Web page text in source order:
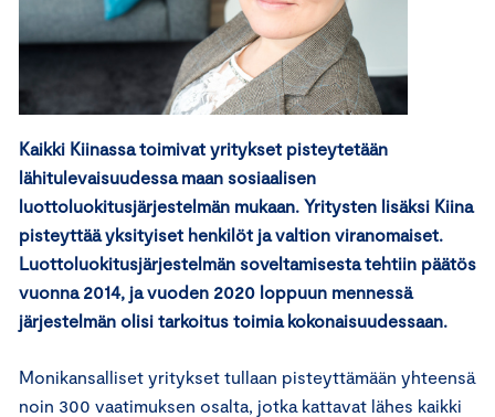
Kaikki Kiinassa toimivat yritykset pisteytetään
lähitulevaisuudessa maan sosiaalisen
luottoluokitusjärjestelmän mukaan. Yritysten lisäksi Kiina
pisteyttää yksityiset henkilöt ja valtion viranomaiset.
Luottoluokitusjärjestelmän soveltamisesta tehtiin päätös
vuonna 2014, ja vuoden 2020 loppuun mennessä
järjestelmän olisi tarkoitus toimia kokonaisuudessaan.
Monikansalliset yritykset tullaan pisteyttämään yhteensä
noin 300 vaatimuksen osalta, jotka kattavat lähes kaikki